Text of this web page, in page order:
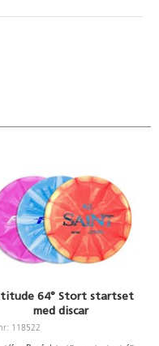
64° Stort startset
med discar
118522